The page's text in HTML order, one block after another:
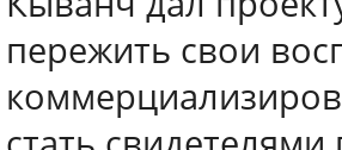
пережить свои